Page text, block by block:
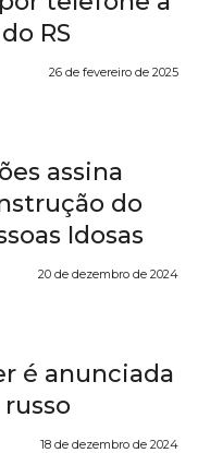
RS
26 de fevereiro de 2025
assina
do
Idosas
20 de dezembro de 2024
é anunciada
18 de dezembro de 2024